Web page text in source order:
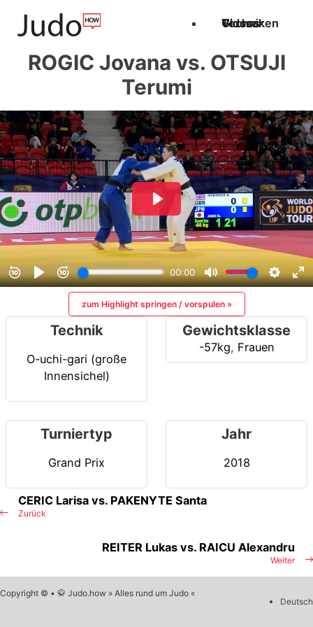
Techniken
Videos
Glossar
ROGIC Jovana vs. OTSUJI
Terumi
zum Highlight springen / vorspulen »
Technik
O-uchi-gari (große
Innensichel)
Gewichtsklasse
-57kg, Frauen
Turniertyp
Grand Prix
Jahr
2018
Zurück
CERIC Larisa vs. PAKENYTE Santa
Weiter
REITER Lukas vs. RAICU Alexandru
Copyright © • 🥋 Judo.how » Alles rund um Judo «
Deutsch